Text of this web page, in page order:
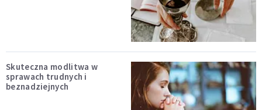
Skuteczna modlitwa w
sprawach trudnych i
beznadziejnych